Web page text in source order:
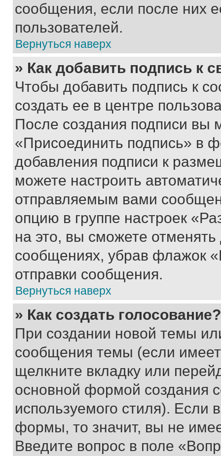
сообщения, если после них
пользователей.
Вернуться наверх
» Как добавить подпись к
Чтобы добавить подпись к
создать ее в центре
После создания подписи вы
«Присоединить подпись» в
добавления подписи к
можете настроить
отправляемым вами
опцию в группе настроек
на это, вы сможете
сообщениях, убрав флажок
отправки сообщения.
Вернуться наверх
» Как создать голосование?
При создании новой темы
сообщения темы (если
щелкните вкладку или
основной формой создания
используемого стиля). Если
формы, то значит, вы не
Введите вопрос в поле